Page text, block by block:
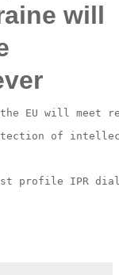
will
EU will
of
profile IPR